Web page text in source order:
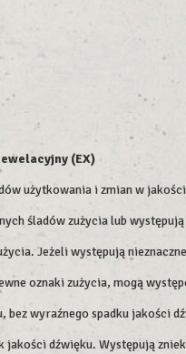
(EX)
użytkowania i zmian w
śladów zużycia lub
Jeżeli występują
oznaki zużycia, mogą
bez wyraźnego spadku
dźwięku. Występują